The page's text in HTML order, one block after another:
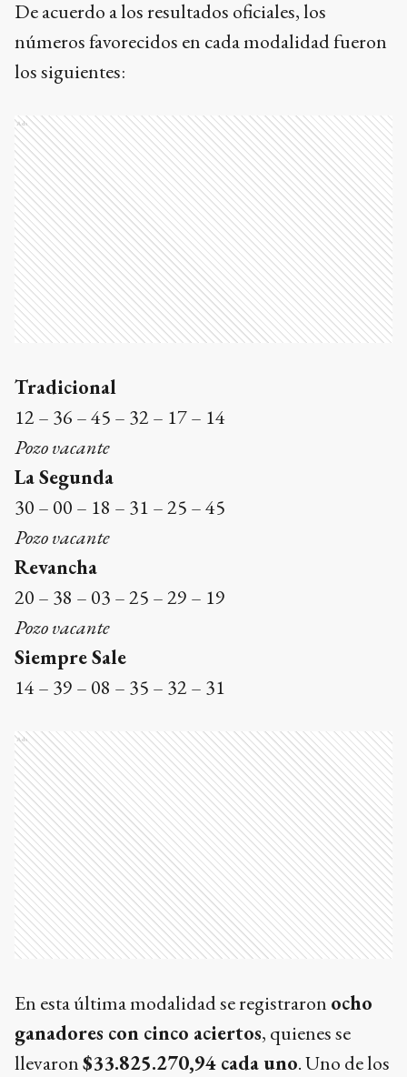
De acuerdo a los resultados oficiales, los
números favorecidos en cada modalidad fueron
los siguientes:
Ads
Tradicional
12 – 36 – 45 – 32 – 17 – 14
Pozo vacante
La Segunda
30 – 00 – 18 – 31 – 25 – 45
Pozo vacante
Revancha
20 – 38 – 03 – 25 – 29 – 19
Pozo vacante
Siempre Sale
14 – 39 – 08 – 35 – 32 – 31
Ads
En esta última modalidad se registraron ocho
ganadores con cinco aciertos, quienes se
llevaron$33.825.270,94 cada uno. Uno de los